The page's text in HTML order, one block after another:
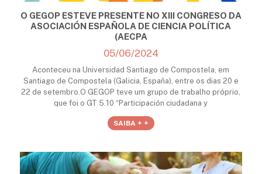
O GEGOP ESTEVE PRESENTE NO XIII CONGRESO DA
ASOCIACIÓN ESPAÑOLA DE CIENCIA POLÍTICA
(AECPA
05/06/2024
Aconteceu na Universidad Santiago de Compostela, em
Santiago de Compostela (Galicia, España), entre os dias 20 e
22 de setembro.O GEGOP teve um grupo de trabalho próprio,
que foi o GT 5.10 “Participación ciudadana y
SAIBA + +